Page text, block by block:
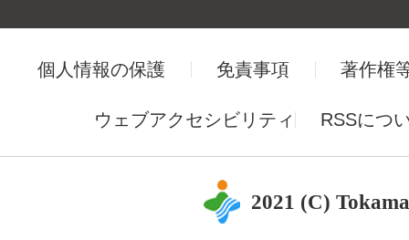
個人情報の保護 免責事項 著作権
ウェブアクセシビリティ RSSにつ
2021 (C)